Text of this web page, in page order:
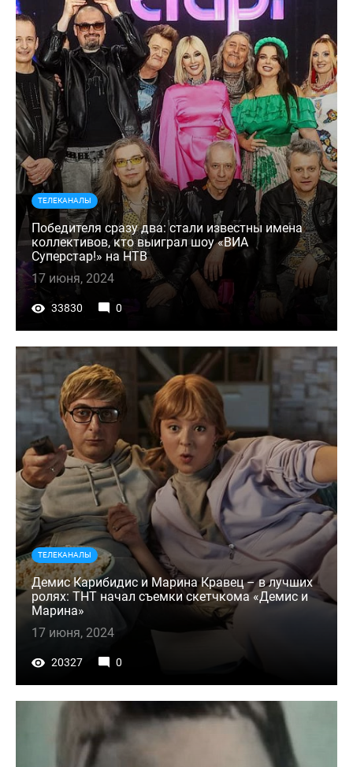
ТЕЛЕКАНАЛЫ
Победителя сразу два: стали известны имена
коллективов, кто выиграл шоу «ВИА
Суперстар!» на НТВ
17 июня, 2024
33830 0
ТЕЛЕКАНАЛЫ
Демис Карибидис и Марина Кравец – в лучших
ролях: ТНТ начал съемки скетчкома «Демис и
Марина»
17 июня, 2024
20327 0